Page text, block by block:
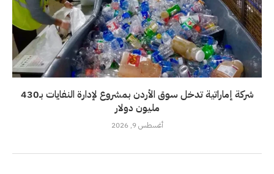
شركة إماراتية تدخل سوق الأردن بمشروع لإدارة النفايات بـ430
مليون دولار
أغسطس 9, 2026